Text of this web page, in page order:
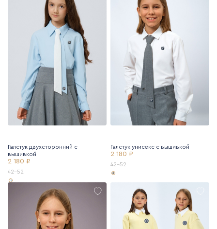
Галстук двухсторонний с
вышивкой
2 180 ₽
42-52
Галстук унисекс с вышивкой
2 180 ₽
42-52